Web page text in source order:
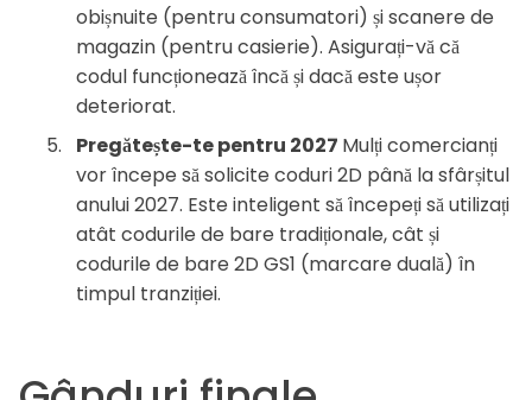
obișnuite (pentru consumatori) și scanere de
magazin (pentru casierie). Asigurați-vă că
codul funcționează încă și dacă este ușor
deteriorat.
Pregătește-te pentru 2027 Mulți comercianți
vor începe să solicite coduri 2D până la sfârșitul
anului 2027. Este inteligent să începeți să utilizați
atât codurile de bare tradiționale, cât și
codurile de bare 2D GS1 (marcare duală) în
timpul tranziției.